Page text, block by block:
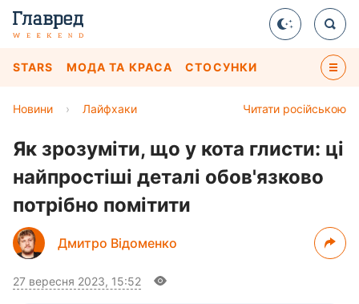
STARS МОДА ТА КРАСА СТОСУНКИ
Читати російською
Новини › Лайфхаки
Як зрозуміти, що у кота глисти: ці
найпростіші деталі обов'язково
потрібно помітити
Дмитро Відоменко
27 вересня 2023, 15:52